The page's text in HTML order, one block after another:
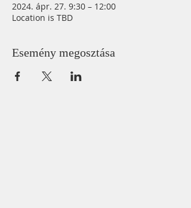
2024. ápr. 27. 9:30 – 12:00
Location is TBD
Esemény megosztása